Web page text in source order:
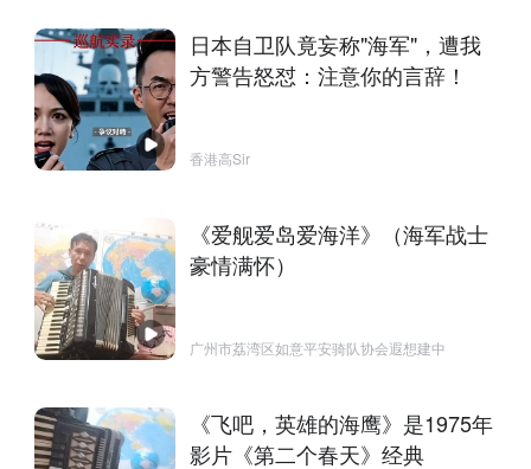
日本自卫队竟妄称"海军"，遭我
方警告怒怼：注意你的言辞！
香港高Sir
《爱舰爱岛爱海洋》（海军战士
豪情满怀）
广州市荔湾区如意平安骑队协会遐想建中
《飞吧，英雄的海鹰》是1975年
影片《第二个春天》经典